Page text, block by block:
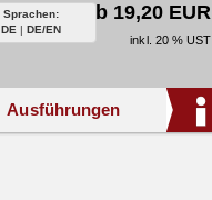
Sprachen:
DE | DE/EN
ab 19,20 EUR
inkl. 20 % UST
Ausführungen